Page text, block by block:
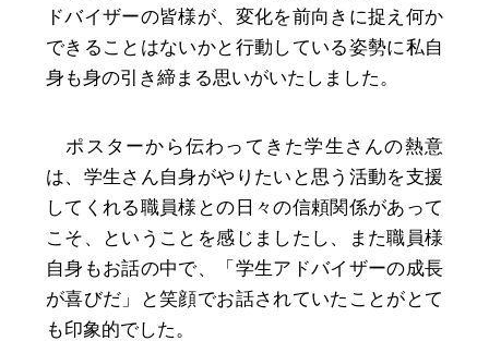
ドバイザーの皆様が、変化を前向きに捉え何か
できることはないかと行動している姿勢に私自
身も身の引き締まる思いがいたしました。
ポスターから伝わってきた学生さんの熱意
は、学生さん自身がやりたいと思う活動を支援
してくれる職員様との日々の信頼関係があって
こそ、ということを感じましたし、また職員様
自身もお話の中で、「学生アドバイザーの成長
が喜びだ」と笑顔でお話されていたことがとて
も印象的でした。